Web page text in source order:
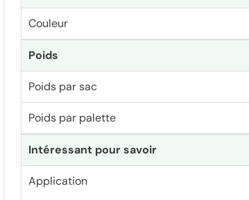
Couleur
Poids
Poids par sac
Poids par palette
Intéressant pour savoir
Application